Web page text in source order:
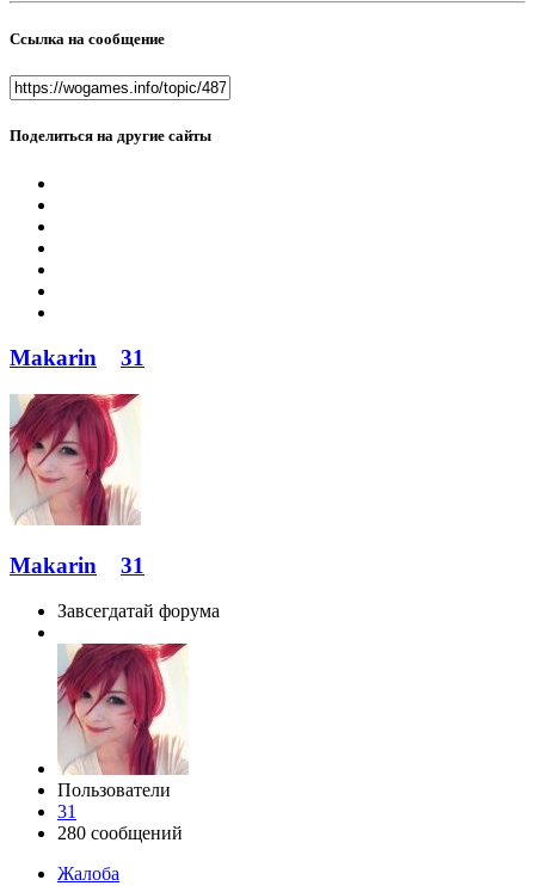
Ссылка на сообщение
Поделиться на другие сайты
Makarin 31
Makarin 31
Завсегдатай форума
Пользователи
31
280 сообщений
Жалоба